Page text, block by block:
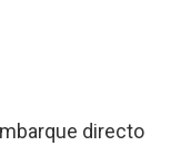
directo